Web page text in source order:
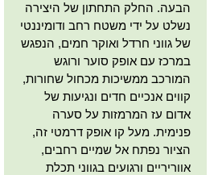
הבעה. החלק התחתון של היצירה
נשלט על ידי משטח רחב ודומיננטי
של גווני חרדל ואוקר חמים, הנפגש
במרכז עם אופק סוער ורוגש
המורכב ממשיכות מכחול שחורות,
קווים אנכיים חדים ונגיעות של
אדום עז המרמזות על סערה
פנימית. מעל קו אופק דרמטי זה,
הציור נפתח אל שמיים רחבים,
אווריריים ורגועים בגווני תכלת